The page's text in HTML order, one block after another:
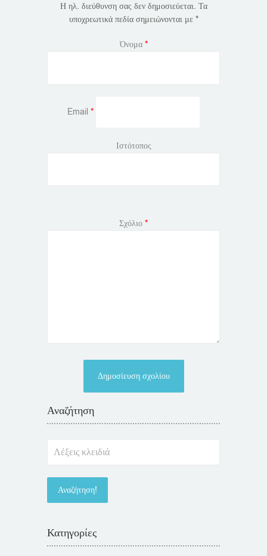
Η ηλ. διεύθυνση σας δεν δημοσιεύεται. Τα
υποχρεωτικά πεδία σημειώνονται με *
Όνομα *
Email *
Ιστότοπος
Σχόλιο *
Αναζήτηση
Κατηγορίες